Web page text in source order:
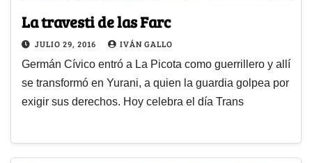
La travesti de las Farc
JULIO 29, 2016 IVÁN GALLO
Germán Cívico entró a La Picota como guerrillero y allí
se transformó en Yurani, a quien la guardia golpea por
exigir sus derechos. Hoy celebra el día Trans